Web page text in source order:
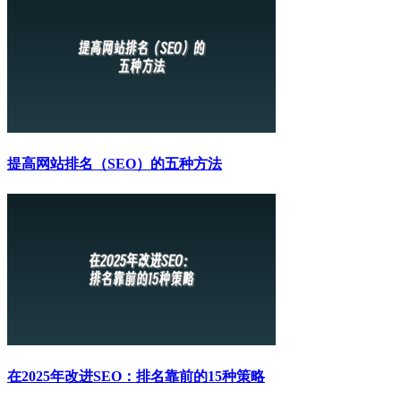
提高网站排名（SEO）的五种方法
在2025年改进SEO：排名靠前的15种策略